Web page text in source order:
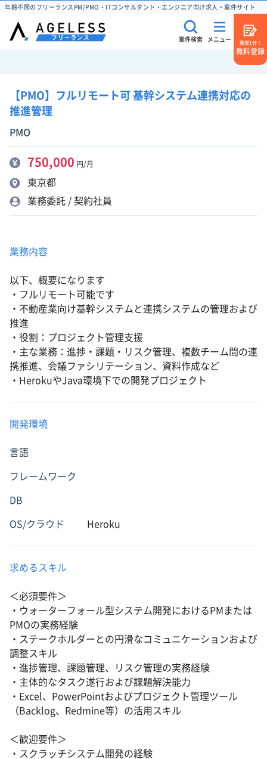
年齢不問のフリーランスPM/PMO・ITコンサルタント・エンジニア向け求人・案件サイト
案件検索 メニュー
簡単1分！
無料登録
【PMO】フルリモート可 基幹システム連携対応の
推進管理
PMO
750,000 円/月
東京都
業務委託 / 契約社員
業務内容
以下、概要になります
・フルリモート可能です
・不動産業向け基幹システムと連携システムの管理および
推進
・役割：プロジェクト管理支援
・主な業務：進捗・課題・リスク管理、複数チーム間の連
携推進、会議ファシリテーション、資料作成など
・HerokuやJava環境下での開発プロジェクト
開発環境
言語
フレームワーク
DB
OS/クラウド Heroku
求めるスキル
＜必須要件＞
・ウォーターフォール型システム開発におけるPMまたは
PMOの実務経験
・ステークホルダーとの円滑なコミュニケーションおよび
調整スキル
・進捗管理、課題管理、リスク管理の実務経験
・主体的なタスク遂行および課題解決能力
・Excel、PowerPointおよびプロジェクト管理ツール
（Backlog、Redmine等）の活用スキル
＜歓迎要件＞
・スクラッチシステム開発の経験